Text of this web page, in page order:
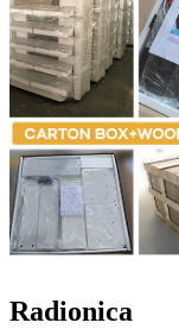
Radionica